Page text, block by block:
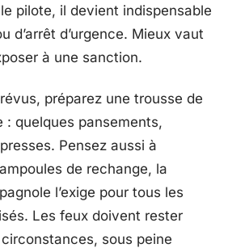
pilote, il devient indispensable
d’arrêt d’urgence. Mieux vaut
à une sanction.
préparez une trousse de
: quelques pansements,
Pensez aussi à
de rechange, la
l’exige pour tous les
Les feux doivent rester
sous peine